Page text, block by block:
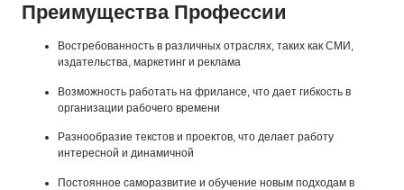
Преимущества Профессии
Востребованность в различных отраслях, таких как СМИ,
издательства, маркетинг и реклама
Возможность работать на фрилансе, что дает гибкость в
организации рабочего времени
Разнообразие текстов и проектов, что делает работу
интересной и динамичной
Постоянное саморазвитие и обучение новым подходам в